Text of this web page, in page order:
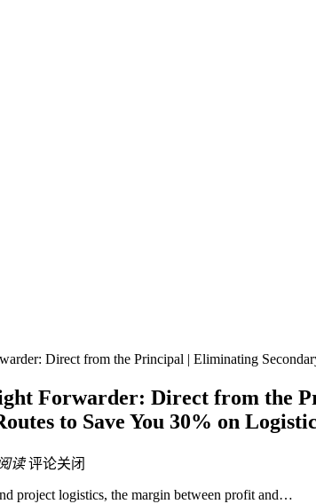
Direct from the Principal | Eliminating
Forwarder: Direct from the
to Save You 30% on
读 评论关闭
project logistics, the margin between profit and…